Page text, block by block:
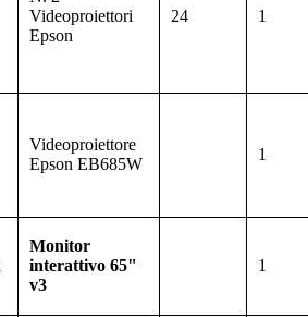
Videoproiettori
Epson
24 1
Videoproiettore
Epson EB685W
1
Monitor
interattivo 65"
v3
1